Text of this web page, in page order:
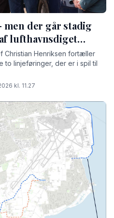
der går stadig
lufthavnsdiget
Christian Henriksen fortæller
to linjeføringer, der er i spil til
kl. 11.27